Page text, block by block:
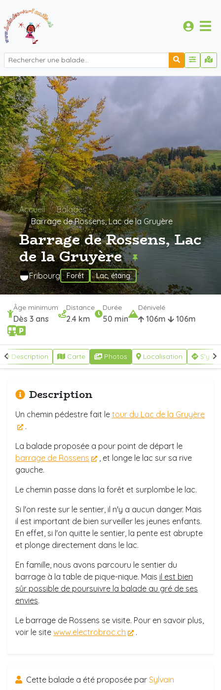
Accueil
Balades
Barrage de Rossens, Lac de la Gruyère
Barrage de Rossens, Lac
de la Gruyère
Fribourg Forêt Lac, étang
Âge minimum
Dès 3 ans
Distance
2.4 km
Durée
50 min
Dénivelé
106m 106m
Description Carte Photos Localisation S'y
Description
Un chemin pédestre fait le tour du Lac de la Gruyère
.
La balade proposée a pour point de départ le
barrage de Rossens
, et longe le lac sur sa rive
gauche.
Le chemin passe dans la forêt et surplombe le lac.
Si l'on reste sur le sentier, il n'y a aucun danger. Mais
il est important de bien surveiller les jeunes enfants.
En effet, si l'on quitte le sentier, la pente est abrupte
et plonge directement dans le lac.
En famille, nous avons parcouru le sentier du
barrage à la table de pique-nique. Mais il est bien
sûr possible de poursuivre la balade au gré de ses
envies.
Le barrage de Rossens se visite. Pour en savoir plus,
voir le site www.electrobroc.ch .
Cette balade a été proposée par Sylvain